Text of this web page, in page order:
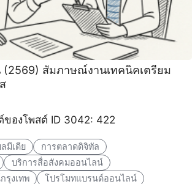
สัมภาษณ์งานเทคนิคเตรียม
องโพสต์ ID 3042: 422
มีเดีย
การตลาดดิจิทัล
บริการสื่อสังคมออนไลน์
รุงเทพ
โปรโมทแบรนด์ออนไลน์